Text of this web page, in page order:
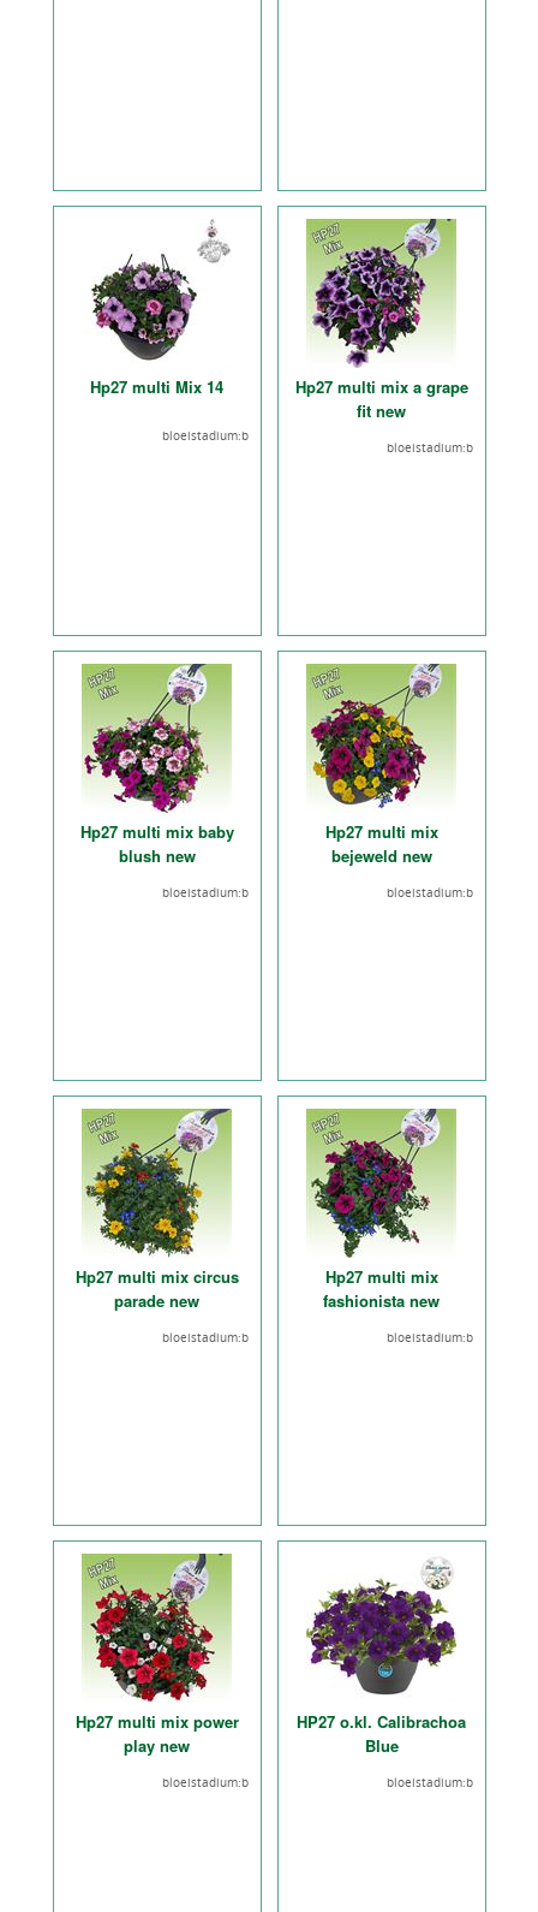
Hp27 multi Mix 14
bloeistadium:b
Hp27 multi mix a grape
fit new
bloeistadium:b
Hp27 multi mix baby
blush new
bloeistadium:b
Hp27 multi mix
bejeweld new
bloeistadium:b
Hp27 multi mix circus
parade new
bloeistadium:b
Hp27 multi mix
fashionista new
bloeistadium:b
Hp27 multi mix power
play new
bloeistadium:b
HP27 o.kl. Calibrachoa
Blue
bloeistadium:b